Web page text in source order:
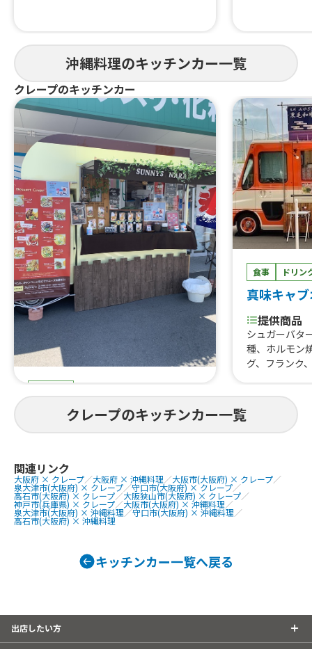
沖縄料理のキッチンカー一覧
クレープのキッチンカー
サニーズ奈良店
提供商品
食事 ドリン
真味キャ
提供商品
シュガーバタ
種、ホルモン
グ、フランク
どん、ラスポ
ソフトクリ
パイン氷り
、フルフル
グ ロングチ
ト 唐揚げ
クレープのキッチンカー一覧
関連リンク
大阪府 × クレープ／大阪府 × 沖縄料理／大阪市(大阪府) × クレープ／
泉大津市(大阪府) × クレープ／守口市(大阪府) × クレープ／
高石市(大阪府) × クレープ／大阪狭山市(大阪府) × クレープ／
神戸市(兵庫県) × クレープ／大阪市(大阪府) × 沖縄料理／
泉大津市(大阪府) × 沖縄料理／守口市(大阪府) × 沖縄料理／
高石市(大阪府) × 沖縄料理
キッチンカー一覧へ戻る
出店したい方